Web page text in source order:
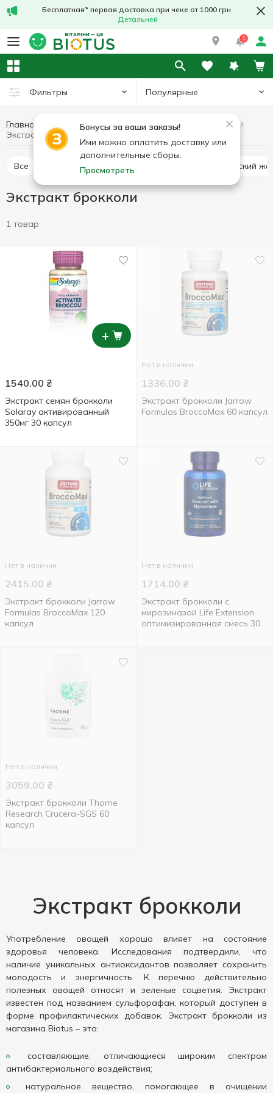
Бесплатная* первая доставка при чеке от 1000 грн
Детальней
1
Фильтры Популярные
Бонусы за ваши заказы!
Ими можно оплатить доставку или
дополнительные сборы.
Просмотреть
Главная Лечебные грибы и травы
Лечебные травы
Экстракт брокколи
Все Альфальфа люцерна Ашваганда (индийский
Экстракт брокколи
1 товар
+
1540.00 ₴
Экстракт семян брокколи
Solaray активированный
350мг 30 капсул
Нет в наличии
1336.00 ₴
Экстракт брокколи Jarrow
Formulas BroccoMax 60 капсул
Нет в наличии
2415.00 ₴
Экстракт брокколи Jarrow
Formulas BroccoMax 120
капсул
Нет в наличии
1714.00 ₴
Экстракт брокколи с
мирозиназой Life Extension
оптимизированная смесь 30
Нет в наличии
3059.00 ₴
Экстракт брокколи Thorne
Research Crucera-SGS 60
капсул
Экстракт брокколи
Употребление овощей хорошо влияет на состояние
здоровья человека. Исследования подтвердили, что
наличие уникальных антиоксидантов позволяет сохранить
молодость и энергичность. К перечню действительно
полезных овощей относят и зеленые соцветия. Экстракт
известен под названием сульфорафан, который доступен в
форме профилактических добавок. Экстракт брокколи из
магазина Biotus – это:
составляющие, отличающиеся широким спектром
антибактериального воздействия;
натуральное вещество, помогающее в очищении